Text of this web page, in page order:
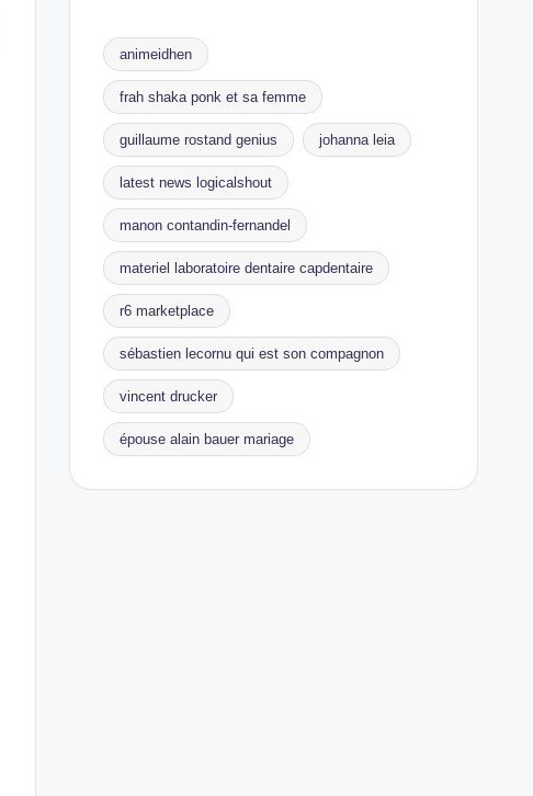
animeidhen
frah shaka ponk et sa femme
guillaume rostand genius johanna leia
latest news logicalshout
manon contandin-fernandel
materiel laboratoire dentaire capdentaire
r6 marketplace
sébastien lecornu qui est son compagnon
vincent drucker
épouse alain bauer mariage